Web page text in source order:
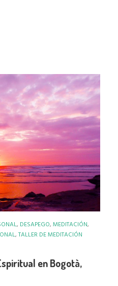
, DESAPEGO, MEDITACIÓN,
,TALLER DE MEDITACIÓN
en Bogotà,